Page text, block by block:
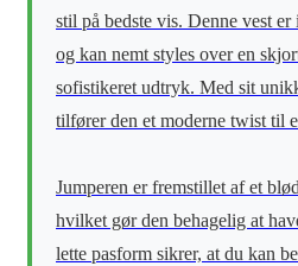
stil på bedste vis. Denne vest
og kan nemt styles over en
sofistikeret udtryk. Med sit
tilfører den et moderne twist til
Jumperen er fremstillet af et
hvilket gør den behagelig at
lette pasform sikrer, at du kan